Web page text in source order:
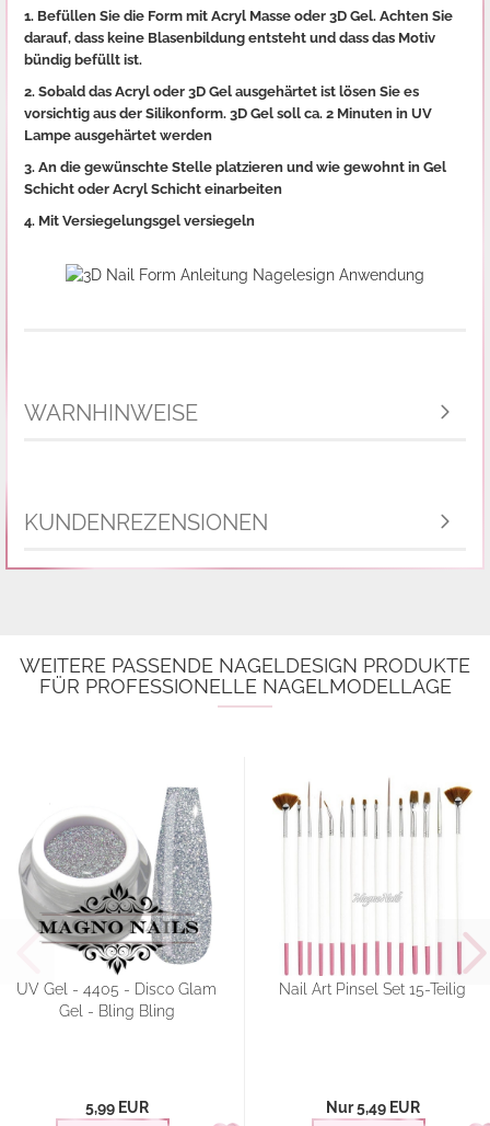
1. Befüllen Sie die Form mit Acryl Masse oder 3D Gel. Achten Sie
darauf, dass keine Blasenbildung entsteht und dass das Motiv
bündig befüllt ist.
2. Sobald das Acryl oder 3D Gel ausgehärtet ist lösen Sie es
vorsichtig aus der Silikonform. 3D Gel soll ca. 2 Minuten in UV
Lampe ausgehärtet werden
3. An die gewünschte Stelle platzieren und wie gewohnt in Gel
Schicht oder Acryl Schicht einarbeiten
4. Mit Versiegelungsgel versiegeln
WARNHINWEISE
KUNDENREZENSIONEN
WEITERE PASSENDE NAGELDESIGN PRODUKTE
FÜR PROFESSIONELLE NAGELMODELLAGE
UV Gel - 4405 - Disco Glam
Gel - Bling Bling
5,99 EUR
Nail Art Pinsel Set 15-Teilig
Nur 5,49 EUR